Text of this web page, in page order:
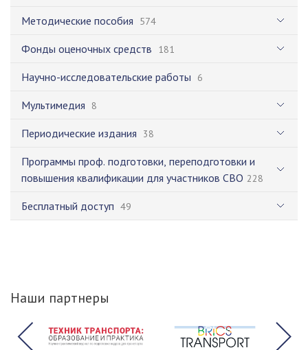
Методические пособия 574
Фонды оценочных средств 181
Научно-исследовательские работы 6
Мультимедия 8
Периодические издания 38
Программы проф. подготовки, переподготовки и
повышения квалификации для участников СВО 228
Бесплатный доступ 49
Наши партнеры